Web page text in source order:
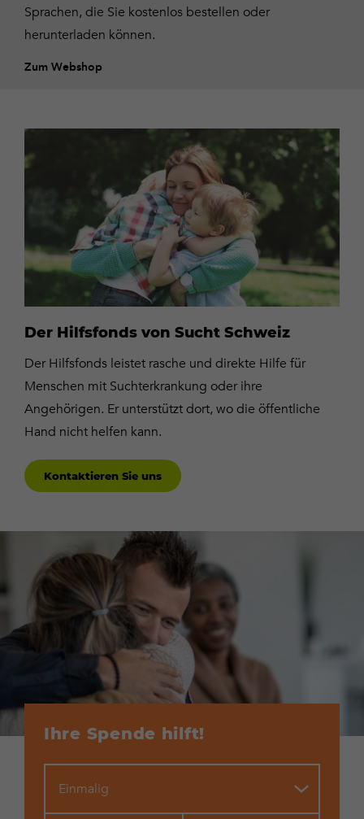
Sprachen, die Sie kostenlos bestellen oder
herunterladen können.
Zum Webshop
Kontaktieren
Sie
uns
Der Hilfsfonds von Sucht Schweiz
Der Hilfsfonds leistet rasche und direkte Hilfe für
Menschen mit Suchterkrankung oder ihre
Angehörigen. Er unterstützt dort, wo die öffentliche
Hand nicht helfen kann.
Kontaktieren Sie uns
Ihre Spende hilft!
Einmalig